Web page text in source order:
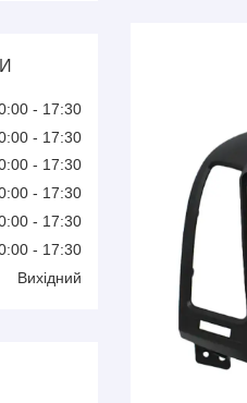
17:30
17:30
17:30
17:30
17:30
17:30
Вихідний